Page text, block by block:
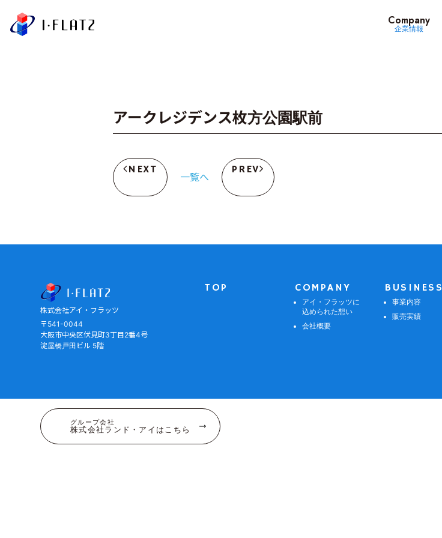
Company
企業情報
アークレジデンス枚方公園駅前
NEXT
一覧へ
PREV
株式会社アイ・フラッツ
株式会社アイ・フラッツ
〒541-0044
大阪市中央区伏見町3丁目2番4号
淀屋橋戸田ビル 5階
TOP COMPANY
アイ・フラッツに
込められた想い
会社概要
BUSINESS
事業内容
販売実績
グループ会社
株式会社ランド・アイはこちら